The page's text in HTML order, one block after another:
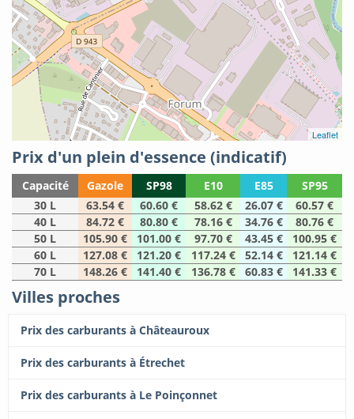
Leaflet
Prix d'un plein d'essence (indicatif)
Capacité Gazole SP98 E10 E85
SP95
30 L
63.54 € 60.60 € 58.62 € 26.07 €
60.57 €
40 L
84.72 € 80.80 € 78.16 € 34.76 €
80.76 €
50 L
105.90 € 101.00 € 97.70 € 43.45 €
100.95 €
60 L
127.08 € 121.20 € 117.24 € 52.14 €
121.14 €
70 L
148.26 € 141.40 € 136.78 € 60.83 € 141.33 €
Villes proches
Prix des carburants à Châteauroux
Prix des carburants à Étrechet
Prix des carburants à Le Poinçonnet